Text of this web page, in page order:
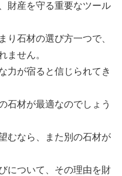
財産を守る重要なツール
り石材の選び方一つで、
ません。
力が宿ると信じられてき
石材が最適なのでしょう
むなら、また別の石材が
について、その理由を財